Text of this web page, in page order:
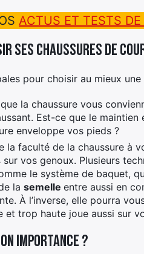
ACTUS ET TESTS
ses chaussures de
pour choisir au mieux une
la chaussure vous
Est-ce que le
enveloppe vos pieds ?
la faculté de la chaussure à
vos genoux. Plusieurs
le système de baquet,
la semelle entre aussi en
À l’inverse, elle pourra
et trop haute joue aussi sur
importance ?